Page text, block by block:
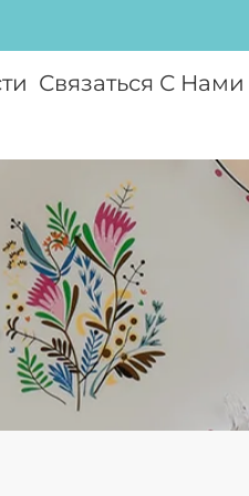
Связаться С Нами